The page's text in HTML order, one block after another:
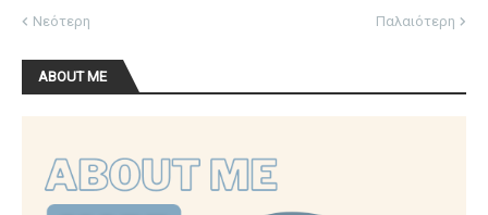
Νεότερη Παλαιότερη
ABOUT ME